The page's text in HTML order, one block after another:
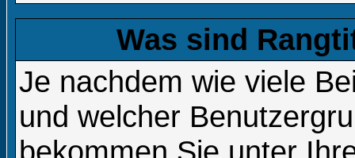
Was sind
Je nachdem wie viele
und welcher